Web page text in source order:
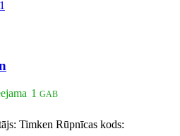
1 GAB
Timken Rūpnīcas kods: